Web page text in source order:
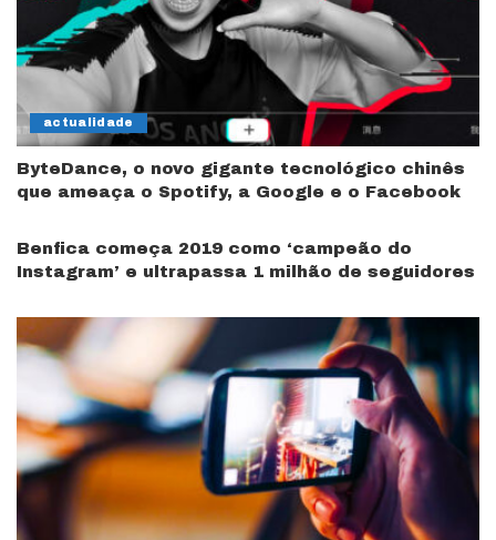
actualidade
ByteDance, o novo gigante tecnológico chinês
que ameaça o Spotify, a Google e o Facebook
Benfica começa 2019 como ‘campeão do
Instagram’ e ultrapassa 1 milhão de seguidores